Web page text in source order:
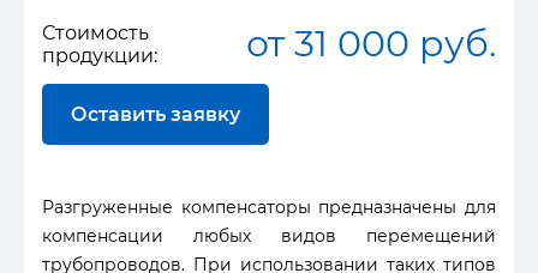
Стоимость
продукции:
от 31 000 руб.
Оставить заявку
Разгруженные компенсаторы предназначены для
компенсации любых видов перемещений
трубопроводов. При использовании таких типов